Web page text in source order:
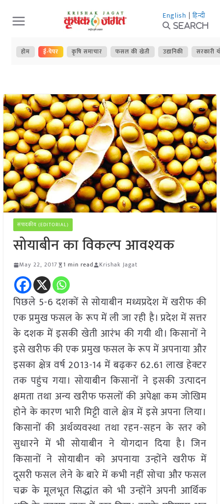
Skip
to
content
English | हिन्दी
Search
होम ई-पेपर कृषि समाचार फसल की खेती उद्यानिकी सरकारी
संपादकीय (EDITORIAL)
सोयाबीन का विकल्प आवश्यक
May 22, 2017 1 min read Krishak Jagat
पिछले 5-6 दशकों से सोयाबीन मध्यप्रदेश में खरीफ की
एक प्रमुख फसल के रूप में ली जा रही है। प्रदेश में सत्तर
के दशक में इसकी खेती आरंभ की गयी थी। किसानों ने
इसे खरीफ की एक प्रमुख फसल के रूप में अपनाया और
इसका क्षेत्र वर्ष 2013-14 में बढ़कर 62.61 लाख हेक्टर
तक पहुंच गया। सोयाबीन किसानों ने इसकी उत्पादन
क्षमता तथा अन्य खरीफ फसलों की अपेक्षा कम जोखिम
होने के कारण भारी मिट्टी वाले क्षेत्र में इसे अपना लिया।
किसानों की अर्थव्यवस्था तथा रहन-सहन के स्तर को
सुधारने में भी सोयाबीन ने योगदान दिया है। जिन
किसानों ने सोयाबीन को अपनाया उन्होंने खरीफ में
दूसरी फसल लेने के बारे में कभी नहीं सोचा और फसल
चक्र के मूलभूत सिद्धांत को भी उन्होंने अपनी आर्थिक